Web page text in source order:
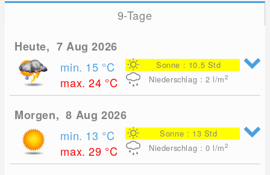
9-Tage
Heute, 7 Aug 2026
min. 15 °C
max. 24 °C
Sonne : 10.5 Std
Niederschlag : 2 l/m2
Morgen, 8 Aug 2026
min. 13 °C
max. 29 °C
Sonne : 13 Std
Niederschlag : 0 l/m2